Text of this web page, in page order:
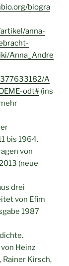
biogra
anna-
Anna_Andre
A
odt# (ins
bis 1964.
von
(neue
drei
von Efim
1987
Heinz
Rainer Kirsch,